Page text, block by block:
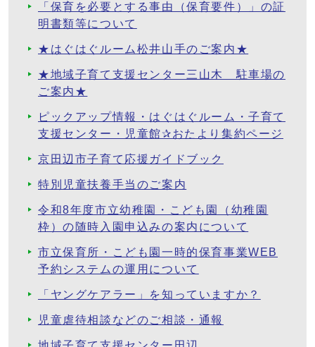
「保育を必要とする事由（保育要件）」の証
明書類等について
★はぐはぐルーム松井山手のご案内★
★地域子育て支援センター三山木 駐車場の
ご案内★
ピックアップ情報・はぐはぐルーム・子育て
支援センター・児童館✰おたより集約ページ
京田辺市子育て応援ガイドブック
特別児童扶養手当のご案内
令和8年度市立幼稚園・こども園（幼稚園
枠）の随時入園申込みの案内について
市立保育所・こども園一時的保育事業WEB
予約システムの運用について
「ヤングケアラー」を知っていますか？
児童虐待相談などのご相談・通報